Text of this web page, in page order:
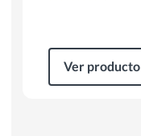
Ver producto